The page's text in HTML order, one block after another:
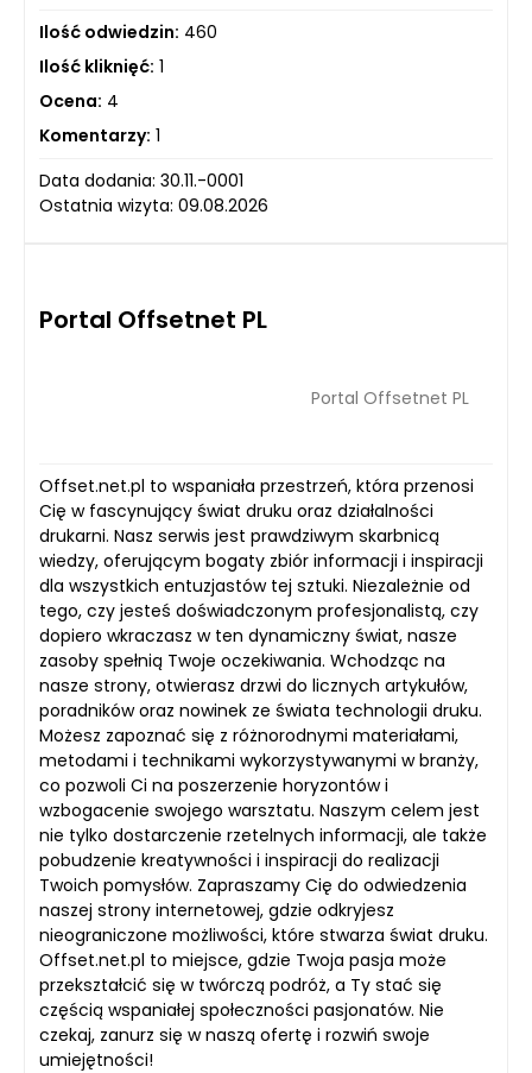
Ilość odwiedzin: 460
Ilość kliknięć: 1
Ocena: 4
Komentarzy: 1
Data dodania: 30.11.-0001
Ostatnia wizyta: 09.08.2026
Portal Offsetnet PL
Portal Offsetnet PL
Offset.net.pl to wspaniała przestrzeń, która przenosi
Cię w fascynujący świat druku oraz działalności
drukarni. Nasz serwis jest prawdziwym skarbnicą
wiedzy, oferującym bogaty zbiór informacji i inspiracji
dla wszystkich entuzjastów tej sztuki. Niezależnie od
tego, czy jesteś doświadczonym profesjonalistą, czy
dopiero wkraczasz w ten dynamiczny świat, nasze
zasoby spełnią Twoje oczekiwania. Wchodząc na
nasze strony, otwierasz drzwi do licznych artykułów,
poradników oraz nowinek ze świata technologii druku.
Możesz zapoznać się z różnorodnymi materiałami,
metodami i technikami wykorzystywanymi w branży,
co pozwoli Ci na poszerzenie horyzontów i
wzbogacenie swojego warsztatu. Naszym celem jest
nie tylko dostarczenie rzetelnych informacji, ale także
pobudzenie kreatywności i inspiracji do realizacji
Twoich pomysłów. Zapraszamy Cię do odwiedzenia
naszej strony internetowej, gdzie odkryjesz
nieograniczone możliwości, które stwarza świat druku.
Offset.net.pl to miejsce, gdzie Twoja pasja może
przekształcić się w twórczą podróż, a Ty stać się
częścią wspaniałej społeczności pasjonatów. Nie
czekaj, zanurz się w naszą ofertę i rozwiń swoje
umiejętności!